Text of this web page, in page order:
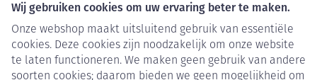
Wij gebruiken cookies om uw ervaring beter te maken.
Onze webshop maakt uitsluitend gebruik van essentiële
cookies. Deze cookies zijn noodzakelijk om onze website
te laten functioneren. We maken geen gebruik van andere
soorten cookies; daarom bieden we geen mogelijkheid om
Juridische links